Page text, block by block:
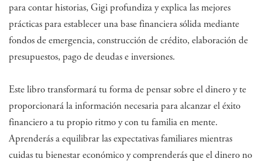
para contar historias, Gigi profundiza y explica las mejores
prácticas para establecer una base financiera sólida mediante
fondos de emergencia, construcción de crédito, elaboración de
presupuestos, pago de deudas e inversiones.
Este libro transformará tu forma de pensar sobre el dinero y te
proporcionará la información necesaria para alcanzar el éxito
financiero a tu propio ritmo y con tu familia en mente.
Aprenderás a equilibrar las expectativas familiares mientras
cuidas tu bienestar económico y comprenderás que el dinero no